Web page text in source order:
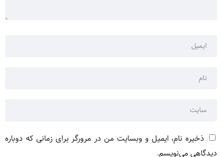
ذخیره نام، ایمیل و وبسایت من در مرورگر برای زمانی که دوباره
دیدگاهی می‌نویسم.